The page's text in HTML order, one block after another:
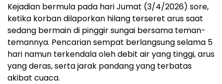
Kejadian bermula pada hari Jumat (3/4/2026) sore,
ketika korban dilaporkan hilang terseret arus saat
sedang bermain di pinggir sungai bersama teman-
temannya. Pencarian sempat berlangsung selama 5
hari namun terkendala oleh debit air yang tinggi, arus
yang deras, serta jarak pandang yang terbatas
akibat cuaca.